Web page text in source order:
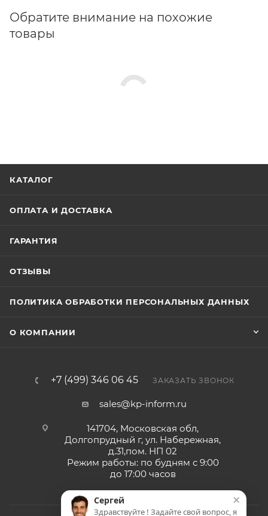
Обратите внимание на похожие
товары
КАТАЛОГ
ОПЛАТА И ДОСТАВКА
ГАРАНТИЯ
ОТЗЫВЫ
ПОЛИТИКА ОБРАБОТКИ ПЕРСОНАЛЬНЫХ ДАННЫХ
О КОМПАНИИ
+7 (499) 346 06 45 ЗАКАЗАТЬ ЗВОНОК
sales@kp-inform.ru
141704, Московская обл,
Долгопрудный г, ул. Набережная,
д.31,пом. НП 02
Режим работы: по будням с 9:00
до 17:00 часов
×
Сергей
Здравствуйте ! Задайте свой вопрос, я